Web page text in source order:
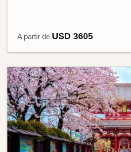
A partir de USD 3605